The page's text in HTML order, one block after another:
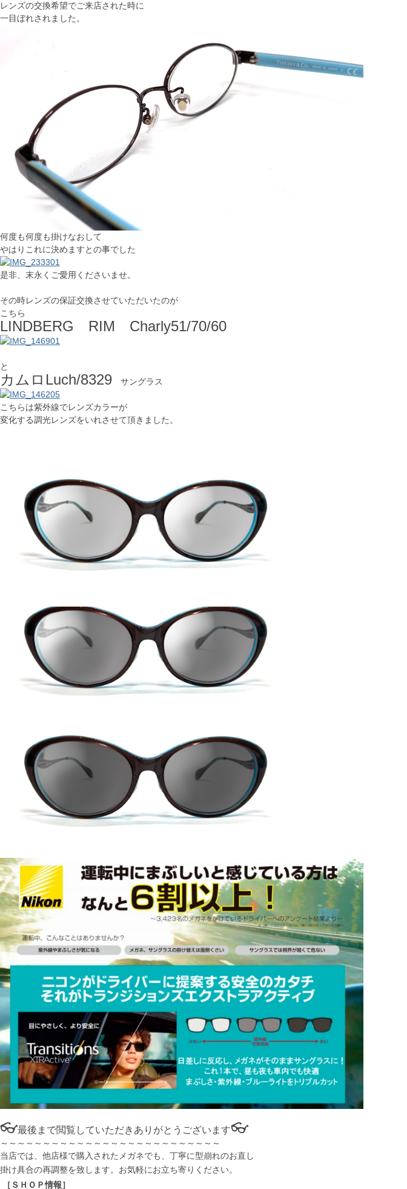
レンズの交換希望でご来店された時に
一目ぼれされました。
何度も何度も掛けなおして
やはりこれに決めますとの事でした
是非、末永くご愛用くださいませ。
その時レンズの保証交換させていただいたのが
こちら
LINDBERG RIM Charly51/70/60
と
カムロLuch/8329 サングラス
こちらは紫外線でレンズカラーが
変化する調光レンズをいれさせて頂きました。
👓最後まで閲覧していただきありがとうございます👓
～～～～～～～～～～～～～～～～～～～～～～～～～～
当店では、他店様で購入されたメガネでも、丁寧に型崩れのお直し
掛け具合の再調整を致します。お気軽にお立ち寄りください。
［ＳＨＯＰ情報］